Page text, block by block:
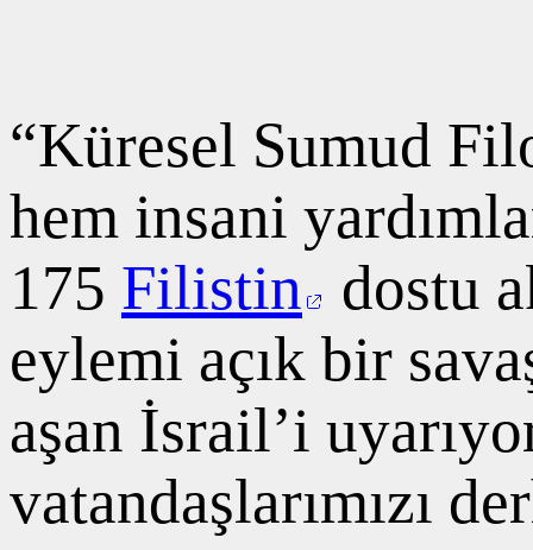
“Küresel Sumud
hem insani
175 Filistin
dostu
eylemi açık bir
aşan İsrail’i
vatandaşlarımızı